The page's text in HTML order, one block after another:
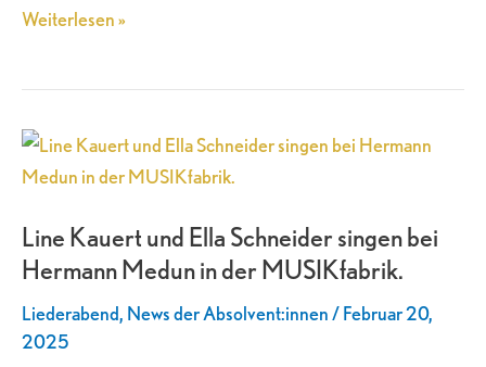
Weiterlesen »
Line Kauert und Ella Schneider singen bei
Hermann Medun in der MUSIKfabrik.
Liederabend, News der Absolvent:innen/Februar 20,
2025
Line
Kauert
Ella
Schneider
singen
bei